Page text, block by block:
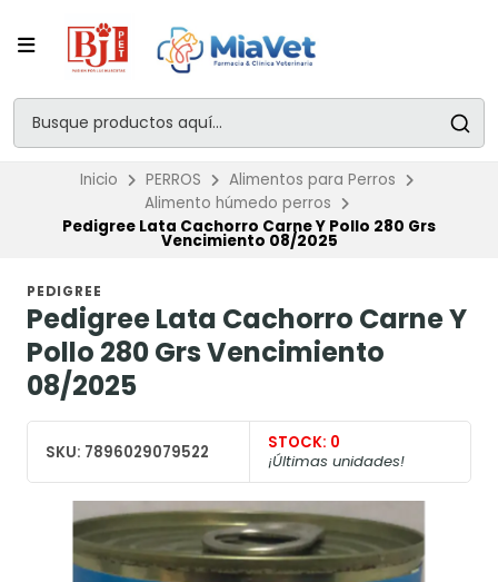
Inicio PERROS
Alimentos para Perros
Alimento húmedo perros
Pedigree Lata Cachorro Carne Y Pollo 280 Grs
Vencimiento 08/2025
PEDIGREE
Pedigree Lata Cachorro Carne Y
Pollo 280 Grs Vencimiento
08/2025
SKU: 7896029079522 STOCK: 0
¡Últimas unidades!